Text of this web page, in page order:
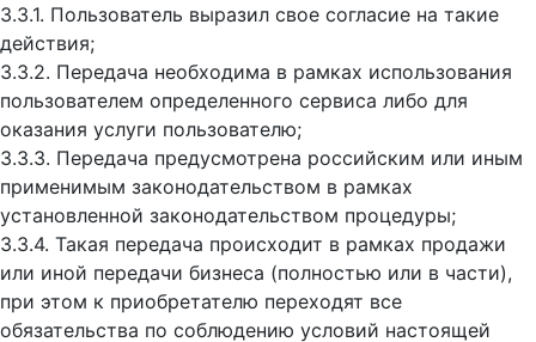
3.3.1. Пользователь выразил свое согласие на такие
действия;
3.3.2. Передача необходима в рамках использования
пользователем определенного сервиса либо для
оказания услуги пользователю;
3.3.3. Передача предусмотрена российским или иным
применимым законодательством в рамках
установленной законодательством процедуры;
3.3.4. Такая передача происходит в рамках продажи
или иной передачи бизнеса (полностью или в части),
при этом к приобретателю переходят все
обязательства по соблюдению условий настоящей